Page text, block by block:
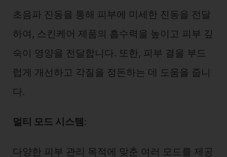
초음파 진동을 통해 피부에 미세한 진동을 전달
하여, 스킨케어 제품의 흡수력을 높이고 피부 깊
숙이 영양을 전달합니다. 또한, 피부 결을 부드
럽게 개선하고 각질을 정돈하는 데 도움을 줍니
다.
멀티 모드 시스템 :
다양한 피부 관리 목적에 맞춘 여러 모드를 제공